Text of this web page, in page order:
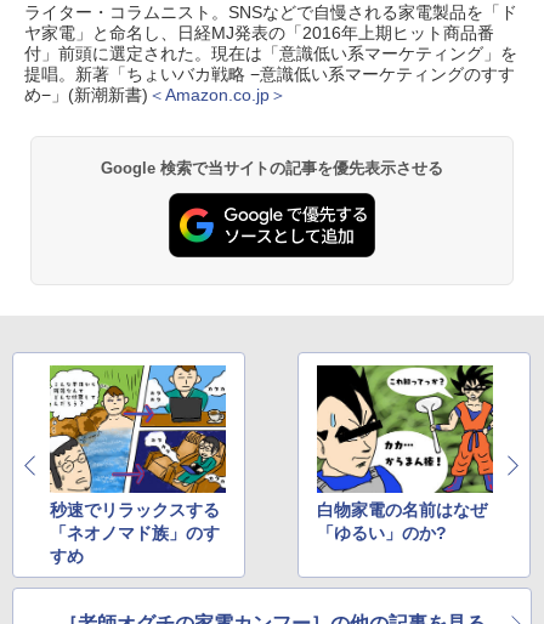
ライター・コラムニスト。SNSなどで自慢される家電製品を「ド
ヤ家電」と命名し、日経MJ発表の「2016年上期ヒット商品番
付」前頭に選定された。現在は「意識低い系マーケティング」を
提唱。新著「ちょいバカ戦略 −意識低い系マーケティングのすす
め−」(新潮新書) ＜Amazon.co.jp＞
Google 検索で当サイトの記事を優先表示させる
秒速でリラックスする
「ネオノマド族」のす
すめ
白物家電の名前はなぜ
「ゆるい」のか?